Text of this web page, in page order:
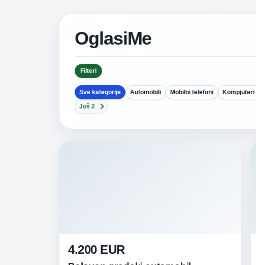
OglasiMe
Filteri
Sve kategorije Automobili Mobilni telefoni
Još 2
4.200 EUR